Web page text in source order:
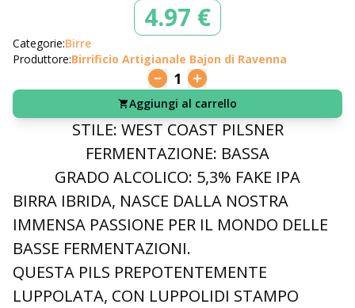
4.97 €
Categorie:Birre
Produttore:Birrificio Artigianale Bajon di Ravenna
1
Aggiungi al carrello
STILE: WEST COAST PILSNER
FERM ENTAZIONE: BASSA
GRADO ALCOLICO: 5,3% FAKE IPA
BIRRA IBRIDA, NASCE DALLA NOSTRA
IMMENSA PASSIONE PER IL MONDO DELLE
BASSE FERMENTAZIONI.
QUESTA PILS PREPOTENTEMENTE
LUPPOLATA, CON LUPPOLIDI STAMPO